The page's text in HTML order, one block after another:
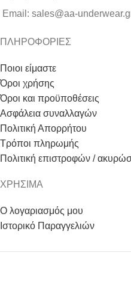
Email: sales@aa-
ΠΛΗΡΟΦΟΡΙΕΣ
Ποιοι είμαστε
Όροι χρήσης
Όροι και προϋποθέσεις
Ασφάλεια συναλλαγών
Πολιτική Απορρήτου
Τρόποι πληρωμής
Πολιτική επιστροφών /
ΧΡΗΣΙΜΑ
Ο λογαριασμός μου
Ιστορικό Παραγγελιών